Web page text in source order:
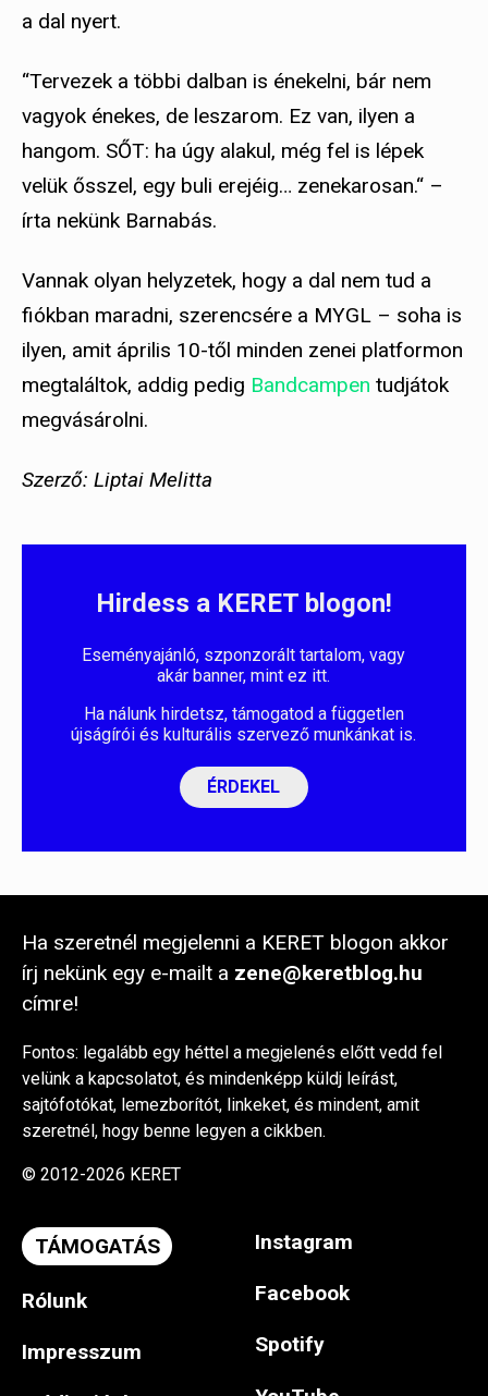
a dal nyert.
“Tervezek a többi dalban is énekelni, bár nem
vagyok énekes, de leszarom. Ez van, ilyen a
hangom. SŐT: ha úgy alakul, még fel is lépek
velük ősszel, egy buli erejéig… zenekarosan.“ –
írta nekünk Barnabás.
Vannak olyan helyzetek, hogy a dal nem tud a
fiókban maradni, szerencsére a MYGL – soha is
ilyen, amit április 10-től minden zenei platformon
megtaláltok, addig pedig Bandcampen tudjátok
megvásárolni.
Szerző: Liptai Melitta
Hirdess a KERET blogon!
Eseményajánló, szponzorált tartalom, vagy
akár banner, mint ez itt.
Ha nálunk hirdetsz, támogatod a független
újságírói és kulturális szervező munkánkat is.
ÉRDEKEL
Ha szeretnél megjelenni a KERET blogon akkor
írj nekünk egy e-mailt a zene@keretblog.hu
címre!
Fontos: legalább egy héttel a megjelenés előtt vedd fel
velünk a kapcsolatot, és mindenképp küldj leírást,
sajtófotókat, lemezborítót, linkeket, és mindent, amit
szeretnél, hogy benne legyen a cikkben.
© 2012-2026 KERET
TÁMOGATÁS
Rólunk
Impresszum
Instagram
Facebook
Spotify